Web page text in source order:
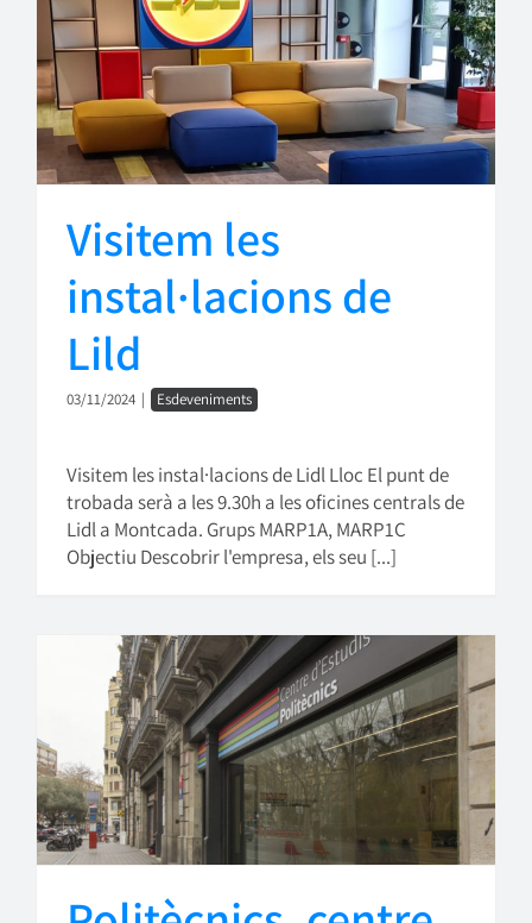
Visitem les
instal·lacions de
Lild
03/11/2024 | Esdeveniments
Visitem les instal·lacions de Lidl Lloc El punt de
trobada serà a les 9.30h a les oficines centrals de
Lidl a Montcada. Grups MARP1A, MARP1C
Objectiu Descobrir l'empresa, els seu [...]